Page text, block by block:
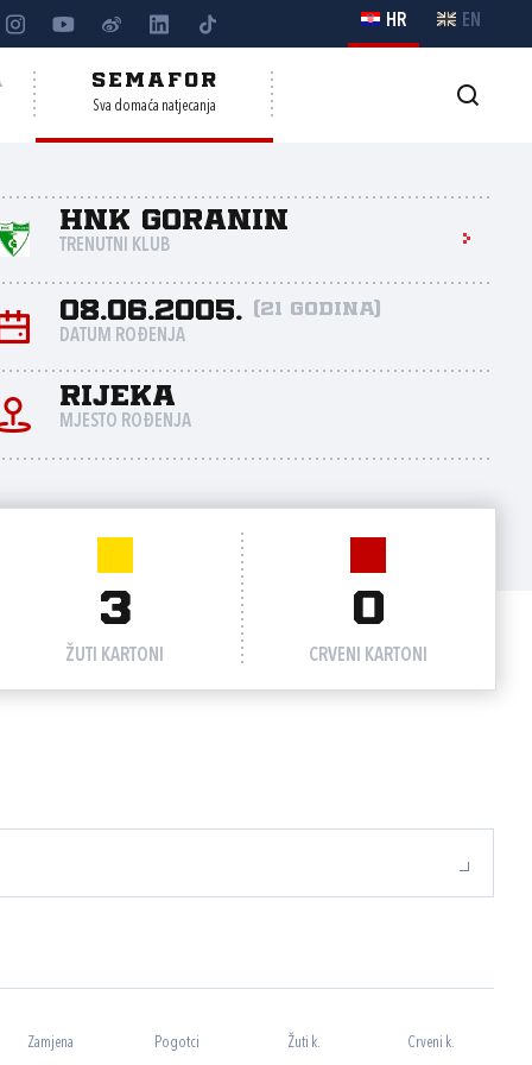
HR EN
SEMAFOR
Sva domaća natjecanja
HNK Goranin
TRENUTNI KLUB
08.06.2005. (21 godina)
DATUM ROĐENJA
Rijeka
MJESTO ROĐENJA
3
ŽUTI KARTONI
0
CRVENI KARTONI
Zamjena Pogotci Žuti k. Crveni k.